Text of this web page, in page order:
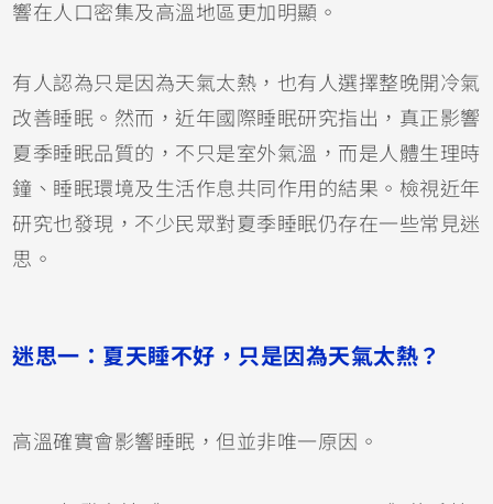
響在人口密集及高溫地區更加明顯。
有人認為只是因為天氣太熱，也有人選擇整晚開冷氣
改善睡眠。然而，近年國際睡眠研究指出，真正影響
夏季睡眠品質的，不只是室外氣溫，而是人體生理時
鐘、睡眠環境及生活作息共同作用的結果。檢視近年
研究也發現，不少民眾對夏季睡眠仍存在一些常見迷
思。
迷思一：夏天睡不好，只是因為天氣太熱？
高溫確實會影響睡眠，但並非唯一原因。